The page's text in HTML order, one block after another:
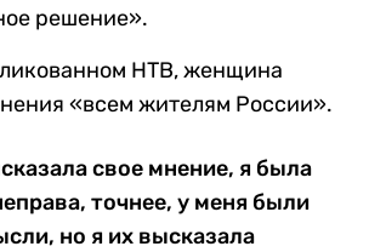
решение».
НТВ, женщина
«всем жителям России».
свое мнение, я была
точнее, у меня были
но я их высказала